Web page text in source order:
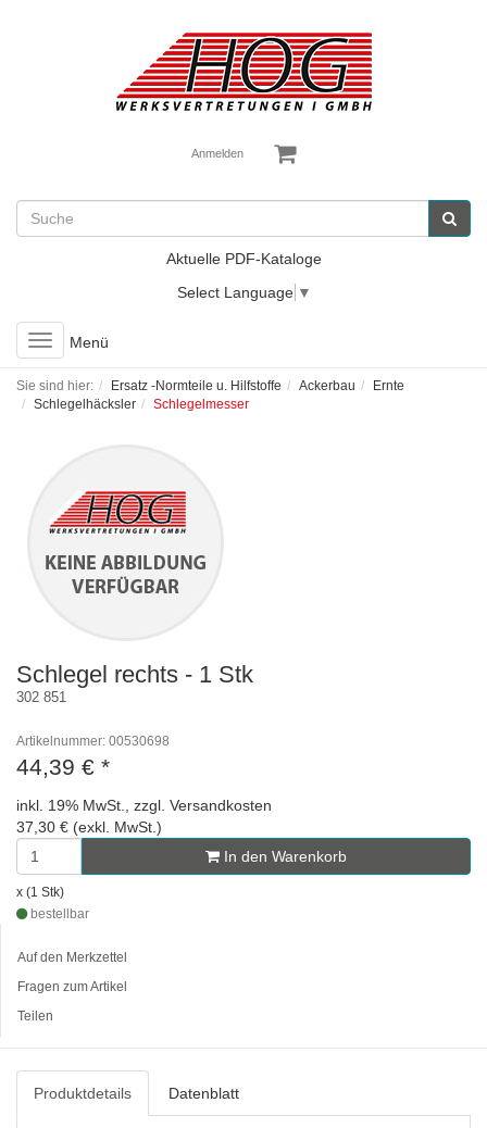
Anmelden
Aktuelle PDF-Kataloge
Select Language ▼
Toggle
navigation
Menü
Sie sind hier: Ersatz -Normteile u. Hilfstoffe Ackerbau
Ernte
Schlegelhäcksler
Schlegelmesser
Schlegel rechts - 1 Stk
302 851
Artikelnummer: 00530698
44,39 € *
inkl. 19% MwSt., zzgl. Versandkosten
37,30 € (exkl. MwSt.)
In den Warenkorb
x (1 Stk)
bestellbar
Auf den Merkzettel
Fragen zum Artikel
Teilen
Produktdetails Datenblatt